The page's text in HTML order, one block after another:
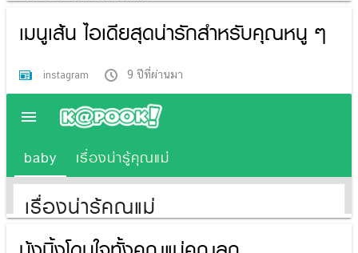
เมนูเส้น ไอเดียสุดน่ารักสำหรับคุณหนู ๆ
instagram 9 ปีที่ผ่านมา